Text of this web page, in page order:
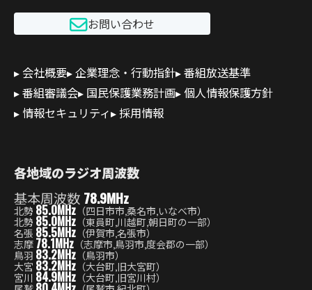
お問い合わせ
会社概要 企業理念・行動指針 番組放送基準
番組審議会 国民保護業務計画 個人情報保護方針
情報セキュリティ
採用情報
各地域のラジオ周波数
基本周波数 78.9MHz
北勢 85.0MHz （四日市市,桑名市,いなべ市）
北勢 85.0MHz （東員町,川越町,朝日町の一部）
名張 85.5MHz （伊賀市,名張市）
志摩78.1MHz （志摩市,鳥羽市,度会郡の一部）
鳥羽 83.2MHz （鳥羽市）
大宮 83.2MHz （大台町,旧大宮町）
宮川 84.9MHz （大台町,旧宮川村）